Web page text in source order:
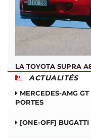
LA TOYOTA SUPRA
ACTUALITÉS
MERCEDES-AMG
PORTES
[ONE-OFF]